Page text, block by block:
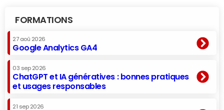
FORMATIONS
27 aoû 2026
Google Analytics GA4
03 sep 2026
ChatGPT et IA génératives : bonnes pratiques
et usages responsables
21 sep 2026